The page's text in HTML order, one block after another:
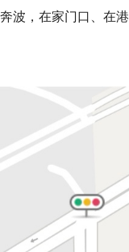
波，在家门口、在港